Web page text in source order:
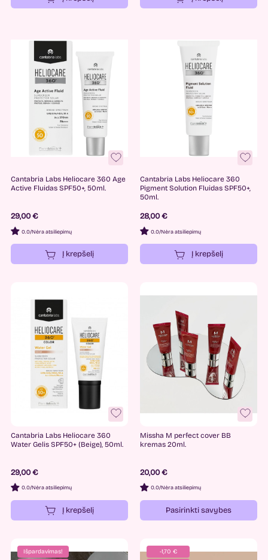
Cantabria Labs Heliocare 360 Age
Active Fluidas SPF50+, 50ml.
29,00 €
0.0/Nėra atsiliepimų
Į krepšelį
Cantabria Labs Heliocare 360
Pigment Solution Fluidas SPF50+,
50ml.
28,00 €
0.0/Nėra atsiliepimų
Į krepšelį
Cantabria Labs Heliocare 360
Water Gelis SPF50+ (Beige), 50ml.
29,00 €
0.0/Nėra atsiliepimų
Į krepšelį
Missha M perfect cover BB
kremas 20ml.
20,00 €
0.0/Nėra atsiliepimų
Pasirinkti savybes
Išpardavimas!
-1,70 €